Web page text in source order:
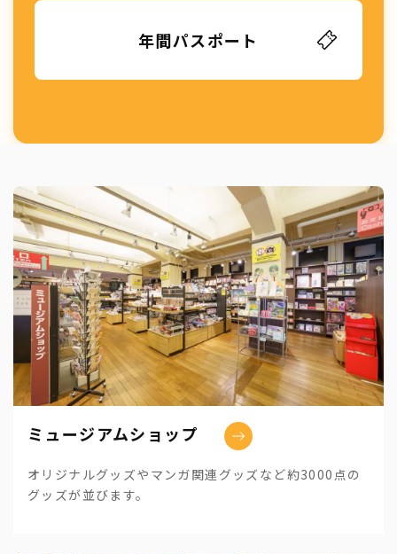
年間パスポート
ミュージアムショップ
オリジナルグッズやマンガ関連グッズなど約3000点の
グッズが並びます。